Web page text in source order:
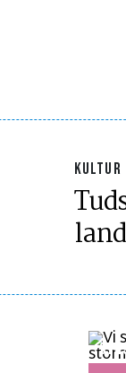
KULTUR